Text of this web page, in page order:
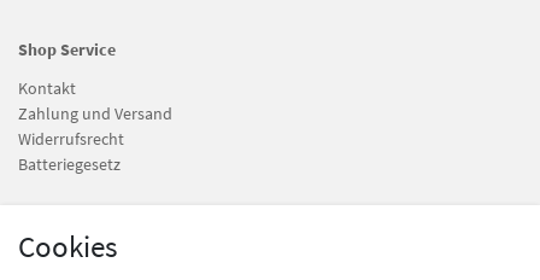
Shop Service
Kontakt
Zahlung und Versand
Widerrufsrecht
Batteriegesetz
Information
Cookies